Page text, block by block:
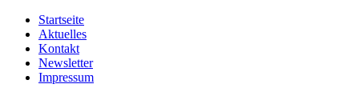
Startseite
Aktuelles
Kontakt
Newsletter
Impressum